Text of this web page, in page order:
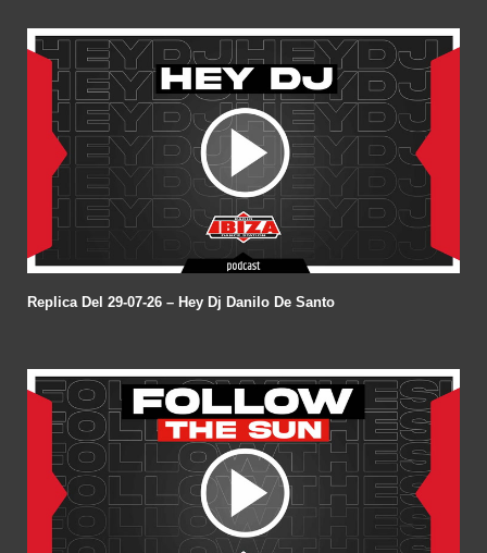
Replica Del 29-07-26 – Hey Dj Danilo De Santo